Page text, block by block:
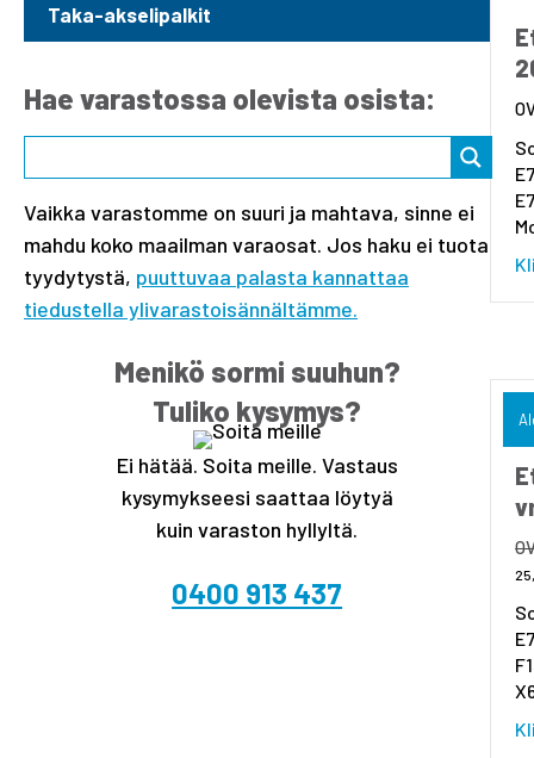
Taka-akselipalkit
Hae varastossa olevista osista:
Vaikka varastomme on suuri ja mahtava, sinne ei
mahdu koko maailman varaosat. Jos haku ei tuota
tyydytystä, puuttuvaa palasta kannattaa
tiedustella ylivarastoisännältämme.
Menikö sormi suuhun?
Tuliko kysymys?
Ei hätää. Soita meille. Vastaus
kysymykseesi saattaa löytyä
kuin varaston hyllyltä.
0400 913 437